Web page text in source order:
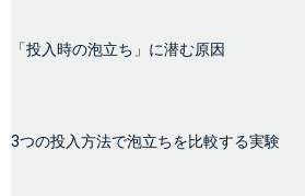
「投入時の泡立ち」に潜む原因
3つの投入方法で泡立ちを比較する実験